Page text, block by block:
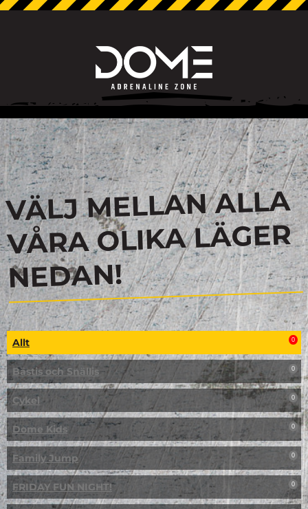
VÄLJ MELLAN ALLA
VÅRA OLIKA LÄGER
NEDAN!
Allt 0
Bästis och Snällis 0
Cykel 0
Dome Kids 0
Family Jump 0
FRIDAY FUN NIGHT! 0